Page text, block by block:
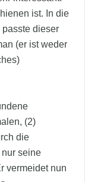
ist. In die
dieser
(er ist weder
(2)
die
seine
vermeidet nun